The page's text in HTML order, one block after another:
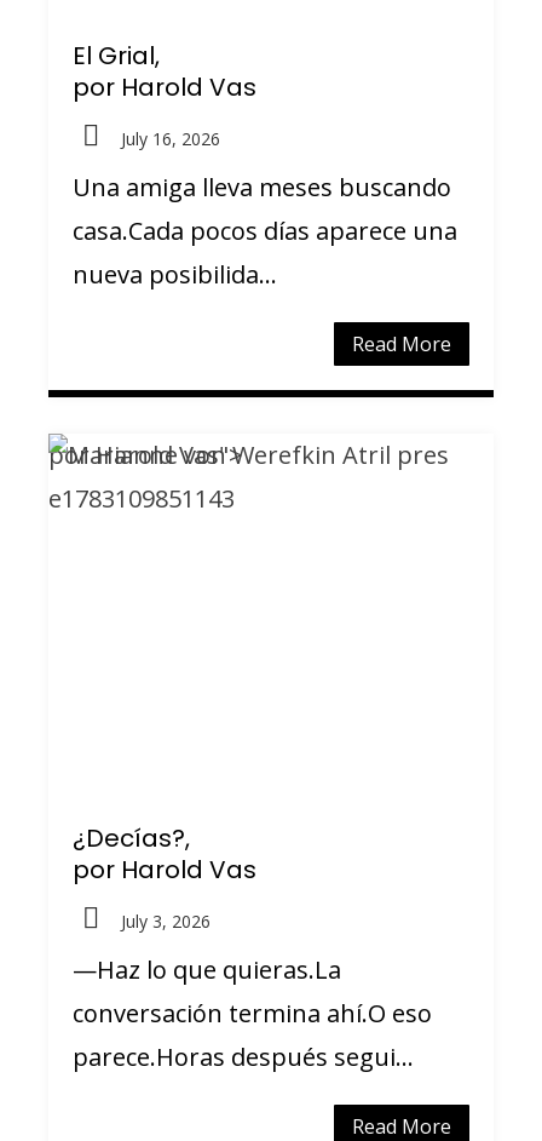
El Grial,
por Harold Vas
July 16, 2026
Una amiga lleva meses buscando
casa.Cada pocos días aparece una
nueva posibilida...
Read More
por Harold Vas">
¿Decías?,
por Harold Vas
July 3, 2026
—Haz lo que quieras.La
conversación termina ahí.O eso
parece.Horas después segui...
Read More